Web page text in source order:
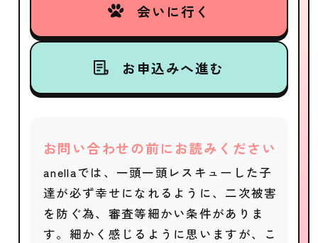
会いに行く
お申込みへ進む
お問い合わせの前にお読みください
anellaでは、一頭一頭レスキューした子
達が必ず幸せになれるように、二次被害
を防ぐ為、審査等細かい条件がありま
す。細かく感じるように思いますが、こ